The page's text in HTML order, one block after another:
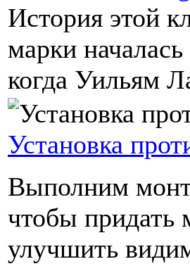
История этой
марки
когда Уильям
Установка
Выполним
чтобы придать
улучшить